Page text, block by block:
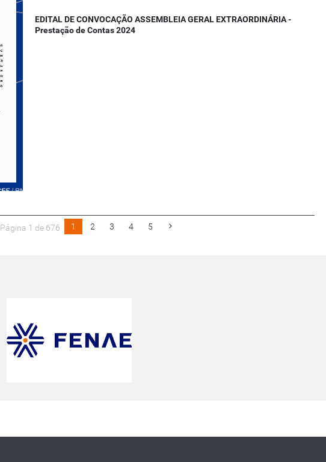
EDITAL DE CONVOCAÇÃO ASSEMBLEIA GERAL EXTRAORDINÁRIA -
Prestação de Contas 2024
Página 1 de 676 1 2 3 4 5